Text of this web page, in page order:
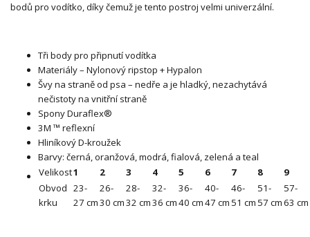
bodů pro vodítko, díky čemuž je tento postroj velmi univerzální.
Tři body pro připnutí vodítka
Materiály – Nylonový ripstop + Hypalon
Švy na straně od psa – nedře a je hladký, nezachytává
nečistoty na vnitřní straně
Spony Duraflex®
3M ™ reflexní
Hliníkový D-kroužek
Barvy: černá, oranžová, modrá, fialová, zelená a teal
Velikost1 2 3 4 5 6 7 8
9
Obvod
krku
23-
27 cm
26-
30 cm
28-
32 cm
32-
36 cm
36-
40 cm
40-
47 cm
46-
51 cm
51-
57 cm
57-
63 cm